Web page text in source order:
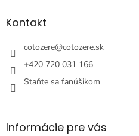
äKontakt
cotozere@cotozere.sk
+420 720 031 166
Staňte sa fanúšikom
Informácie pre vás